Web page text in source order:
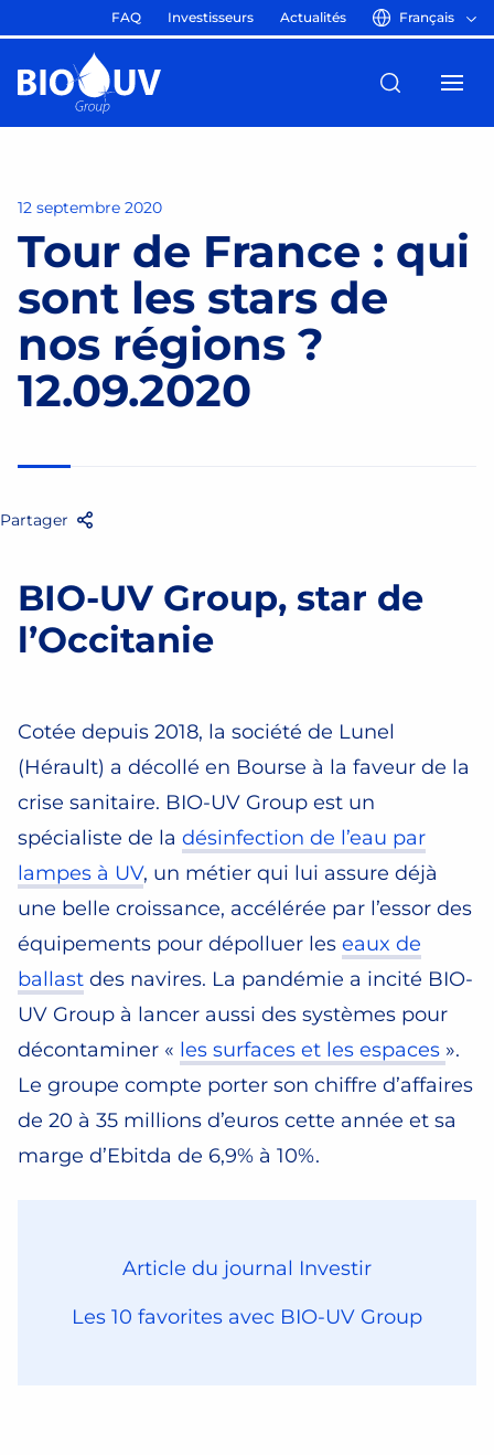
FAQ Investisseurs Actualités Français
12 septembre 2020
Tour de France : qui
sont les stars de
nos régions ?
12.09.2020
Partager
Facebook
Twitter
Email
Partager
BIO-UV Group, star de
l’Occitanie
Cotée depuis 2018, la société de Lunel
(Hérault) a décollé en Bourse à la faveur de la
crise sanitaire. BIO-UV Group est un
spécialiste de la désinfection de l’eau par
lampes à UV, un métier qui lui assure déjà
une belle croissance, accélérée par l’essor des
équipements pour dépolluer les eaux de
ballast des navires. La pandémie a incité BIO-
UV Group à lancer aussi des systèmes pour
décontaminer « les surfaces et les espaces ».
Le groupe compte porter son chiffre d’affaires
de 20 à 35 millions d’euros cette année et sa
marge d’Ebitda de 6,9% à 10%.
Article du journal Investir
Les 10 favorites avec BIO-UV Group